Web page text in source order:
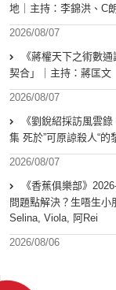
地｜主持：李錦洪、C朗
2026/08/07
《蔣權天下之術數
契合」｜主持：蔣匡文
2026/08/07
《劉銳紹採訪風雲
集 死於”可原諒殺人“的
2026/08/07
《香蕉俱樂部》
問題點解決？生唔生
Selina, Viola, 阿Rei
2026/08/06